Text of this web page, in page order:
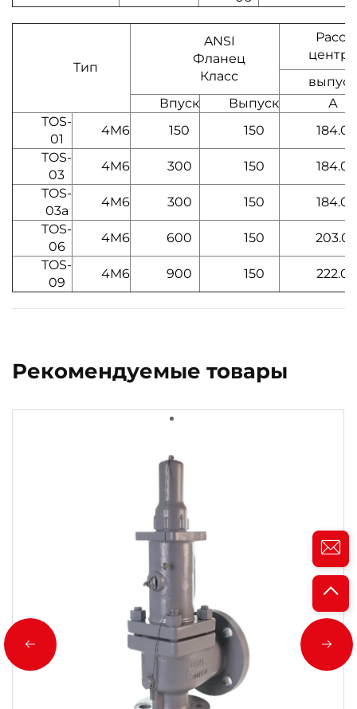
Тип
ANSI
Фланец
Класс
выпуск
Впуск
Выпуск
А
TOS-
01
4M6 150 150
184.0
TOS-
03
4M6 300 150
184.0
TOS-
03a
4M6 300 150
184.0
TOS-
06
4M6 600 150
203.0
TOS-
09
4M6 900 150 222.0
Рекомендуемые товары